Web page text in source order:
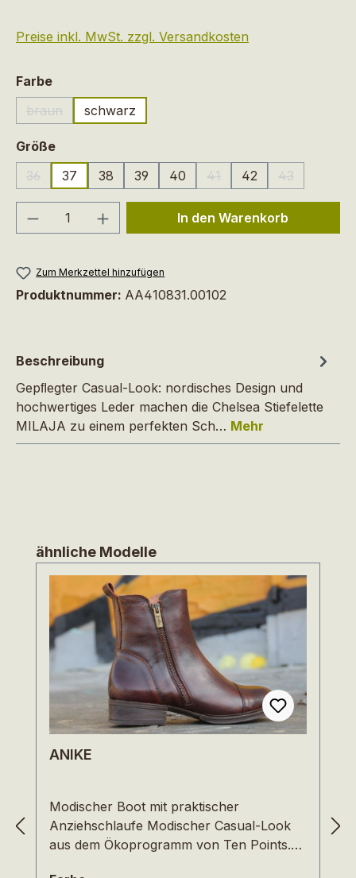
Preise inkl. MwSt. zzgl. Versandkosten
Farbeauswählen
braun
(Diese Option ist zurzeit nicht verfügbar.)
schwarz
Größeauswählen
36
(Diese Option ist zurzeit nicht verfügbar.)
37 38 39 40 41
(Diese Option ist zurzeit
42 43
(Diese
Produkt Anzahl: Gib denIn den Warenkorb
Zum Merkzettel hinzufügen
Produktnummer: AA410831.00102
Beschreibung
Gepﬂegter Casual-Look: nordisches Design und
hochwertiges Leder machen die Chelsea Stiefelette
MILAJA zu einem perfekten Sch… Mehr
Produktgalerie überspringen
ähnliche Modelle
ANIKE
Modischer Boot mit praktischer
Anziehschlaufe Modischer Casual-Look
aus dem Ökoprogramm von Ten Points.